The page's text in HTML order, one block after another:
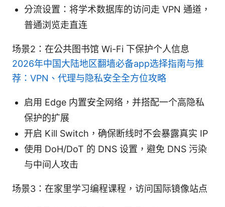
分流设置：将学术数据库的访问走 VPN 通道，
普通浏览走直连
场景2：在公共图书馆 Wi-Fi 下保护个人信息
2026年中国大陆地区翻墙必备app选择指南与推
荐：VPN、代理与隐私安全全方位攻略
启用 Edge 内置安全网络，并搭配一个高隐私
保护的扩展
开启 Kill Switch，确保断线时不会暴露真实 IP
使用 DoH/DoT 的 DNS 设置，避免 DNS 污染
与中间人攻击
场景3：在家里学习编程课程，访问国际镜像站点